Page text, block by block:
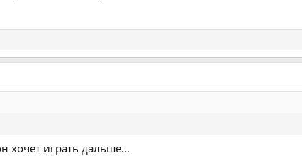
хочет играть дальше…